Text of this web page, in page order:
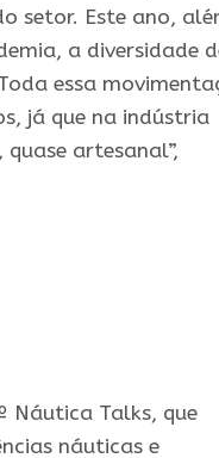
setor. Este ano,
a diversidade
essa
já que na indústria
artesanal”,
Náutica Talks, que
náuticas e